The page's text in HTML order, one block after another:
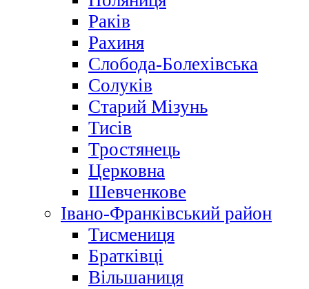
Раків
Рахиня
Слобода-Болехівська
Солуків
Старий Мізунь
Тисів
Тростянець
Церковна
Шевченкове
Івано-Франківський район
Тисмениця
Братківці
Вільшаниця